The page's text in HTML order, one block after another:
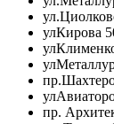
улКирова
пр.